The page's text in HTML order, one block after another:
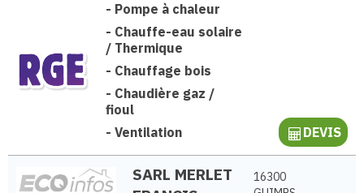
- Pompe à chaleur
- Chauffe-eau solaire
/ Thermique
- Chauffage bois
- Chaudière gaz /
fioul
- Ventilation DEVIS
SARL MERLET
16300